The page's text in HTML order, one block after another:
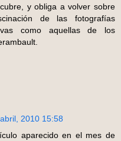
y obliga a volver sobre
de las fotografías
como aquellas de los
2010 15:58
aparecido en el mes de